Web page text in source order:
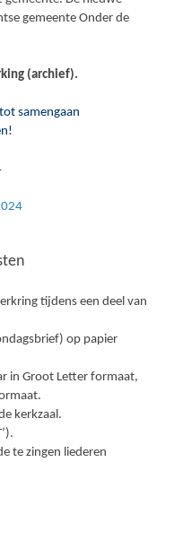
gemeente Onder de
(archief).
samengaan
tijdens een deel van
op papier
in Groot Letter formaat,
kerkzaal.
te zingen liederen